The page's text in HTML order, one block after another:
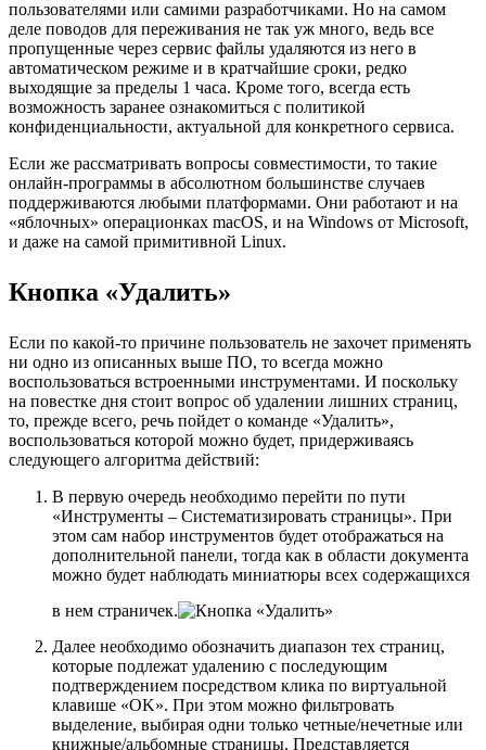
пользователями или самими разработчиками. Но на самом
деле поводов для переживания не так уж много, ведь все
пропущенные через сервис файлы удаляются из него в
автоматическом режиме и в кратчайшие сроки, редко
выходящие за пределы 1 часа. Кроме того, всегда есть
возможность заранее ознакомиться с политикой
конфиденциальности, актуальной для конкретного сервиса.
Если же рассматривать вопросы совместимости, то такие
онлайн-программы в абсолютном большинстве случаев
поддерживаются любыми платформами. Они работают и на
«яблочных» операционках macOS, и на Windows от Microsoft,
и даже на самой примитивной Linux.
Кнопка «Удалить»
Если по какой-то причине пользователь не захочет применять
ни одно из описанных выше ПО, то всегда можно
воспользоваться встроенными инструментами. И поскольку
на повестке дня стоит вопрос об удалении лишних страниц,
то, прежде всего, речь пойдет о команде «Удалить»,
воспользоваться которой можно будет, придерживаясь
следующего алгоритма действий:
В первую очередь необходимо перейти по пути
«Инструменты – Систематизировать страницы». При
этом сам набор инструментов будет отображаться на
дополнительной панели, тогда как в области документа
можно будет наблюдать миниатюры всех содержащихся
в нем страничек.
Далее необходимо обозначить диапазон тех страниц,
которые подлежат удалению с последующим
подтверждением посредством клика по виртуальной
клавише «OK». При этом можно фильтровать
выделение, выбирая одни только четные/нечетные или
книжные/альбомные страницы. Представляется